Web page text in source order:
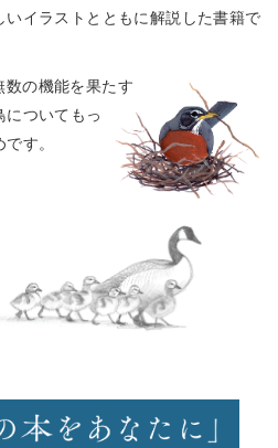
イラストとともに解説した書籍で
の機能を果たす
ついてもっ
す。